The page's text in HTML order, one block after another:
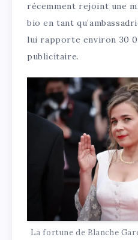
récemment rejoint une
bio en tant
lui rapporte environ 30
publicitaire.
La fortune de Blanche